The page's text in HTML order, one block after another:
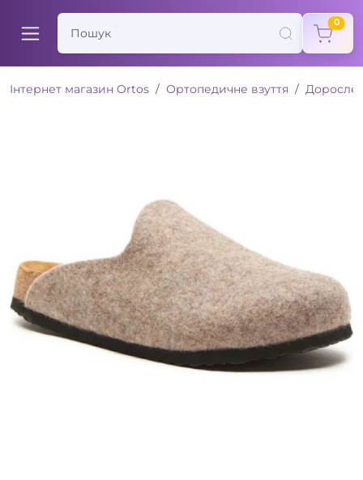
0
Інтернет магазин Ortos Ортопедичне взуття Доросле